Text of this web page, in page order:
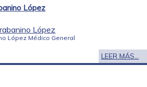
López
López Médico General
LEER MÁS...